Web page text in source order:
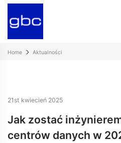
Home Aktualności
21st kwiecień 2025
Jak zostać
centrów danych w